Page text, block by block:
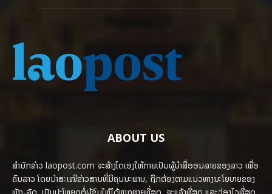
ABOUT US
ສຳນັກຂ່າວ laopost.com ຈະສ້າງໂຕເອງໃຫ້ກາຍເປັນຜູ້ນຳສື່ອອນລາຍຂອງລາວ ເພື່ອ
ຄົນລາວ ໂດຍນຳສະເໜີຂ່າວສານທີ່ມີຄຸນນະພາບ, ຖືກຕ້ອງຕາມແນວທາງນະໂຍບາຍຂອງ